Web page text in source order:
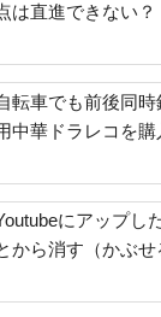
は直進できない？
転車でも前後同
中華ドラレコを購
にアップし
から消す（かぶ